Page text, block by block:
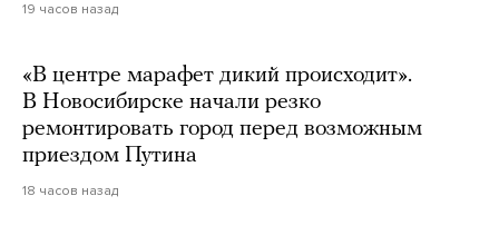
19 часов назад
«В центре марафет дикий происходит».
В Новосибирске начали резко
ремонтировать город перед возможным
приездом Путина
18 часов назад